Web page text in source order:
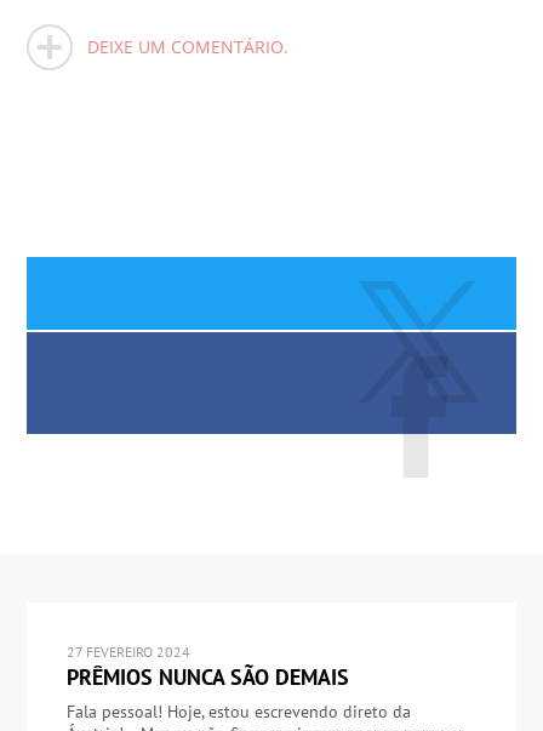
DEIXE UM COMENTÁRIO.
27 FEVEREIRO 2024
PRÊMIOS NUNCA SÃO DEMAIS
Fala pessoal! Hoje, estou escrevendo direto da